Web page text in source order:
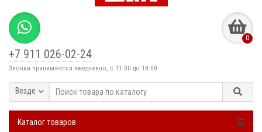
+7 911 026-02-24
Звонки принимаются ежедневно, с 11:00 до 18:00
0
Везде
Каталог товаров